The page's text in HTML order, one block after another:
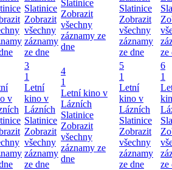
Slatinice
Zobrazit
všechny
záznamy
ze dne
Slatinice
Zobrazit
všechny
záznamy ze
dne
Slatinice
Zobrazit
všechny
záznamy
ze dne
ze
v
3
1
Letní
kino v
Lázních
Slatinice
Zobrazit
všechny
záznamy
ze dne
4
1
Letní kino v
Lázních
Slatinice
Zobrazit
všechny
záznamy ze
dne
5
1
Letní
kino v
Lázních
Slatinice
Zobrazit
všechny
záznamy
ze dne
6
1
ze